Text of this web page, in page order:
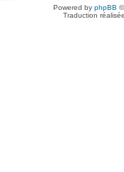
Powered by phpBB
Traduction